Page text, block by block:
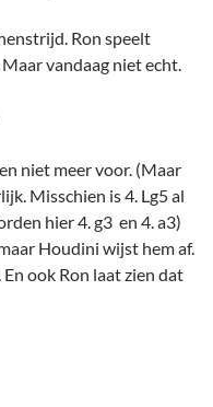
Ron speelt
vandaag niet echt.
niet meer voor. (Maar
Misschien is 4. Lg5 al
hier 4. g3 en 4. a3)
Houdini wijst hem af.
ook Ron laat zien dat